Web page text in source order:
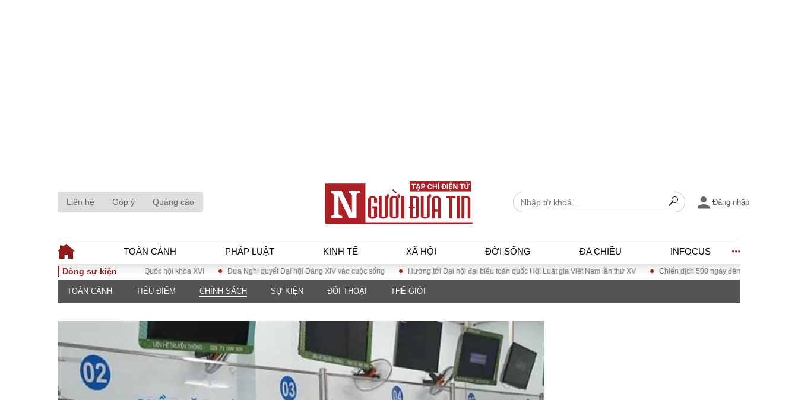
Liên hệ Góp ý Quảng cáo Đăng nhập
TOÀN CẢNH PHÁP LUẬT KINH TẾ XÃ HỘI ĐỜI SỐNG ĐA CHIỀU INFOCUS
TOÀN CẢNH
Chính sách
Sự kiện
Đối thoại
Thế giới
PHÁP LUẬT
Góc nhìn luật gia
Hồ sơ điều tra
Tiếng nói công dân
An ninh - Hình sự
KINH TẾ
Tài chính - Ngân
hàng
Kinh tế vĩ mô
Hồ sơ doanh
nghiệp
Giáo dục
Văn hoá
Môi trường
Giao thông – Đô thị
Dòng sự kiện
Kỳ họp không thường lệ thứ nhất, Quốc hội khóa XVI Đưa Nghị quyết Đại hội Đảng XIV vào cuộc sống Hướng tới Đại hội đại biểu toàn quốc Hội Luật gia Việt Nam lần thứ XV Chiến dịch 500 ngày đêm
TOÀN CẢNH TIÊU ĐIỂM CHÍNH SÁCH SỰ KIỆN ĐỐI THOẠI THẾ GIỚI